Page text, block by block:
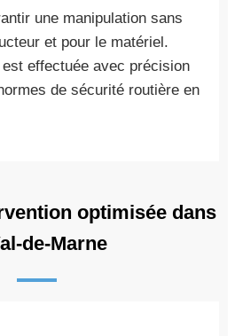
une manipulation sans
et pour le matériel.
effectuée avec précision
de sécurité routière en
optimisée dans
de-Marne